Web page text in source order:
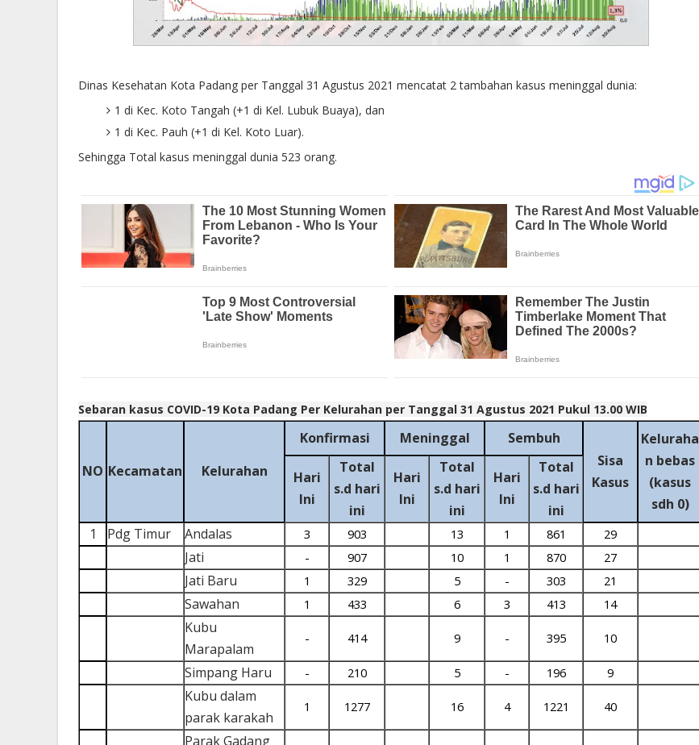
Dinas Kesehatan Kota Padang per Tanggal 31 Agustus 2021 mencatat 2 tambahan kasus meninggal dunia:
1 di Kec. Koto Tangah (+1 di Kel. Lubuk Buaya), dan
1 di Kec. Pauh (+1 di Kel. Koto Luar).
Sehingga Total kasus meninggal dunia 523 orang.
Sebaran kasus COVID-19 Kota Padang Per Kelurahan per Tanggal 31 Agustus 2021 Pukul 13.00 WIB
NO Kecamatan Kelurahan
Konfirmasi Meninggal
Sembuh
Sisa
Kasus
Keluraha
n bebas
(kasus
sdh 0)
Hari
Ini
Total
s.d hari
ini
Hari
Ini
Total
s.d hari
ini
Hari
Ini
Total
s.d hari
ini
1
Pdg Timur Andalas 3 903 13 1 861 29
Jati - 907 10 1 870 27
Jati Baru 1 329 5 - 303 21
Sawahan 1 433 6 3 413 14
Kubu
Marapalam
- 414 9 - 395 10
Simpang Haru - 210 5 - 196 9
Kubu dalam
parak karakah
1 1277 16 4 1221 40
Parak Gadang